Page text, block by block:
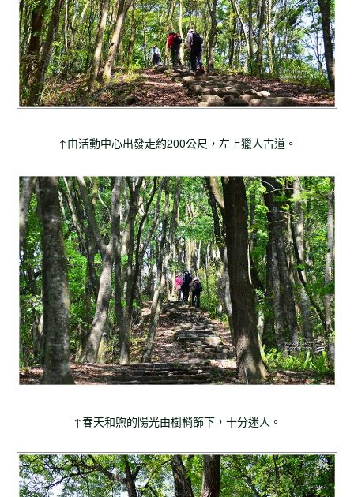
↑由活動中心出發走約200公尺，左上獵人古道。
↑春天和煦的陽光由樹梢篩下，十分迷人。